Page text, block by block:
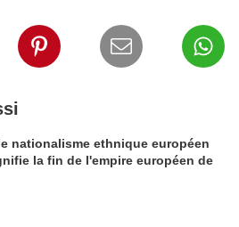
nationalisme ethnique européen
la fin de l'empire européen de